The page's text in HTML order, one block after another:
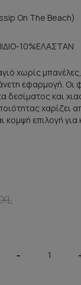
On The Beach)
10%ΕΛΑΣΤΑΝ
χωρίς
εφαρμογή. Οι
και
χαρίζει
επιλογή
-